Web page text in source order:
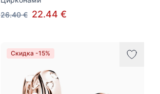
26.40 € 22.44 €
Скидка -15%